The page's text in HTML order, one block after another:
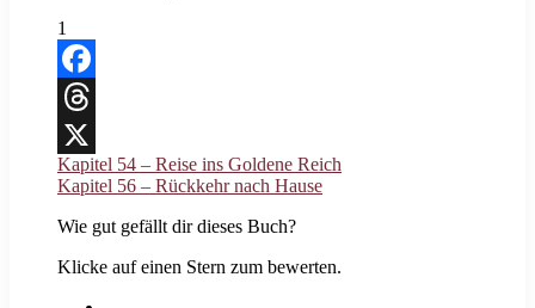
1
Facebook
Threads
X
Kapitel 54 – Reise ins Goldene Reich
Kapitel 56 – Rückkehr nach Hause
Wie gut gefällt dir dieses Buch?
Klicke auf einen Stern zum bewerten.